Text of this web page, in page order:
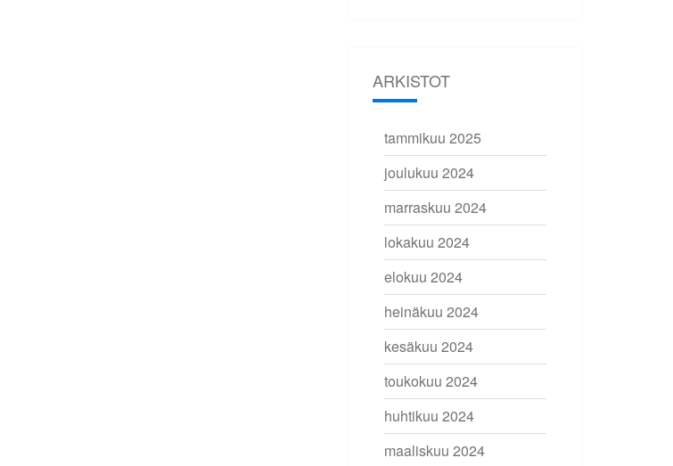
ARKISTOT
tammikuu 2025
joulukuu 2024
marraskuu 2024
lokakuu 2024
elokuu 2024
heinäkuu 2024
kesäkuu 2024
toukokuu 2024
huhtikuu 2024
maaliskuu 2024